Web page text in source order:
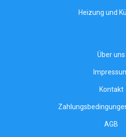
Heizung und
Über uns
Kontakt
AGB